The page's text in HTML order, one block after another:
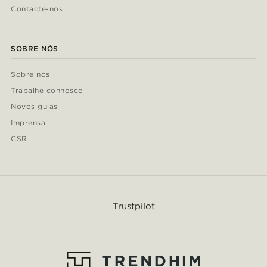
Contacte-nos
SOBRE NÓS
Sobre nós
Trabalhe connosco
Novos guias
Imprensa
CSR
Trustpilot